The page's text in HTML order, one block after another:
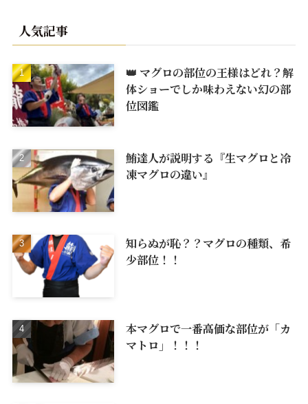
人気記事
👑 マグロの部位の王様はどれ？解
体ショーでしか味わえない幻の部
位図鑑
鮪達人が説明する『生マグロと冷
凍マグロの違い』
知らぬが恥？？マグロの種類、希
少部位！！
本マグロで一番高価な部位が「カ
マトロ」！！！